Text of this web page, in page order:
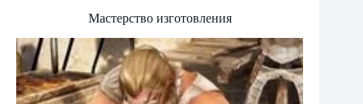
Мастерство изготовления